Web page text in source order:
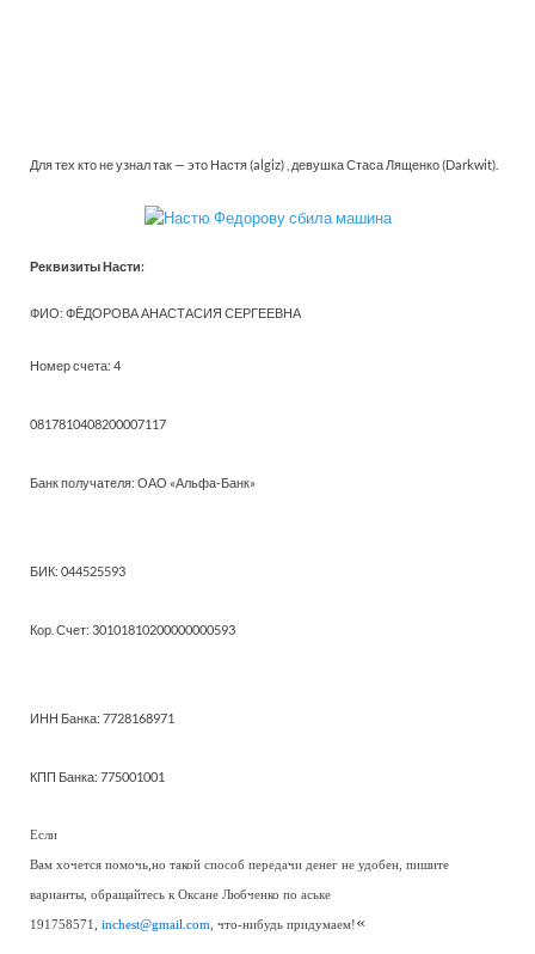
Для тех кто не узнал так — это Настя (algiz) , девушка Стаса Лященко (Darkwit).
Реквизиты Насти:
ФИО: ФЁДОРОВА АНАСТАСИЯ СЕРГЕЕВНА
Номер счета: 4
0817810408200007117
Банк получателя: ОАО «Альфа-Банк»
БИК: 044525593
Кор. Счет: 30101810200000000593
ИНН Банка: 7728168971
КПП Банка: 775001001
Если
Вам хочется помочь,но такой способ передачи денег не удобен, пишите
варианты, обращайтесь к Оксане Любченко по аське
191758571, inchest@gmail.com , что-нибудь придумаем!«